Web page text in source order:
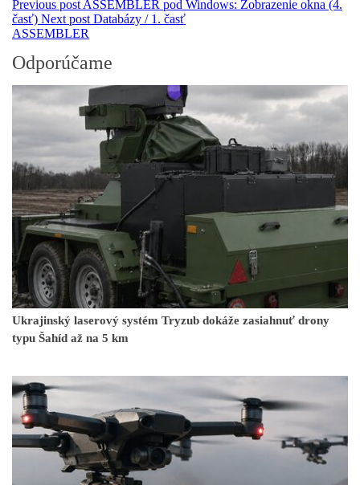
Previous post ASSEMBLER pod Windows: Zobrazenie okna (4.
časť) Next post Databázy / 1. časť
ASSEMBLER
Odporúčame
Ukrajinský laserový systém Tryzub dokáže zasiahnuť drony
typu Šahíd až na 5 km